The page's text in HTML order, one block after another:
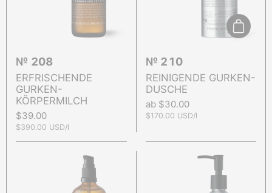
№ 208
ERFRISCHENDE
GURKEN-
KÖRPERMILCH
Preis:
$39.00
Stückpreis:
$390.00 USD/l
In den
№ 210
REINIGENDE GURKEN-
DUSCHE
Preis:
ab $30.00
Stückpreis:
$170.00 USD/l